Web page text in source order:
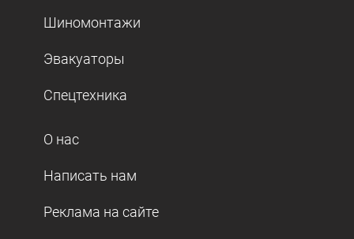
Шиномонтажи
Эвакуаторы
Спецтехника
О нас
Написать нам
Реклама на сайте